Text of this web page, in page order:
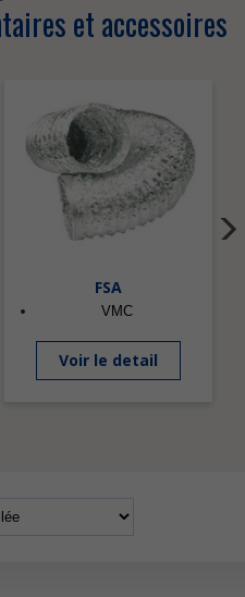
et accessoires
FSA
VMC
Voir le detail